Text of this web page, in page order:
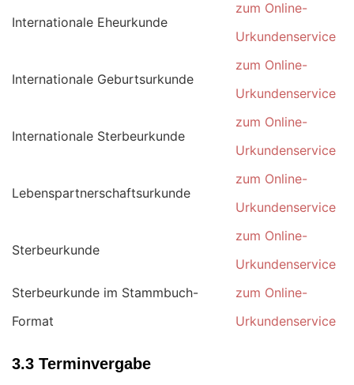
Internationale Eheurkunde
zum Online-
Urkundenservice
Internationale Geburtsurkunde
zum Online-
Urkundenservice
Internationale Sterbeurkunde
zum Online-
Urkundenservice
Lebenspartnerschaftsurkunde
zum Online-
Urkundenservice
Sterbeurkunde
zum Online-
Urkundenservice
Sterbeurkunde im Stammbuch-
Format
zum Online-
Urkundenservice
3.3 Terminvergabe